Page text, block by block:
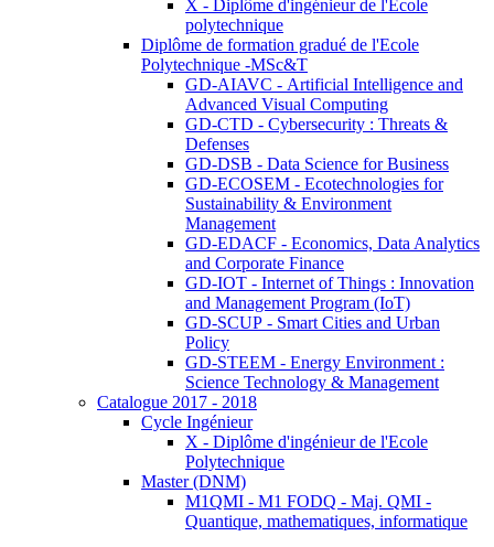
X - Diplôme d'ingénieur de l'Ecole
polytechnique
Diplôme de formation gradué de l'Ecole
Polytechnique -MSc&T
GD-AIAVC - Artificial Intelligence and
Advanced Visual Computing
GD-CTD - Cybersecurity : Threats &
Defenses
GD-DSB - Data Science for Business
GD-ECOSEM - Ecotechnologies for
Sustainability & Environment
Management
GD-EDACF - Economics, Data Analytics
and Corporate Finance
GD-IOT - Internet of Things : Innovation
and Management Program (IoT)
GD-SCUP - Smart Cities and Urban
Policy
GD-STEEM - Energy Environment :
Science Technology & Management
Catalogue 2017 - 2018
Cycle Ingénieur
X - Diplôme d'ingénieur de l'Ecole
Polytechnique
Master (DNM)
M1QMI - M1 FODQ - Maj. QMI -
Quantique, mathematiques, informatique